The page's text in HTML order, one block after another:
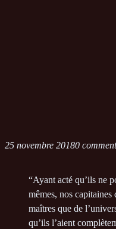
25 novembre 20180
“Ayant acté qu’ils ne
mêmes, nos capitaines
maîtres que de
qu’ils l’aient